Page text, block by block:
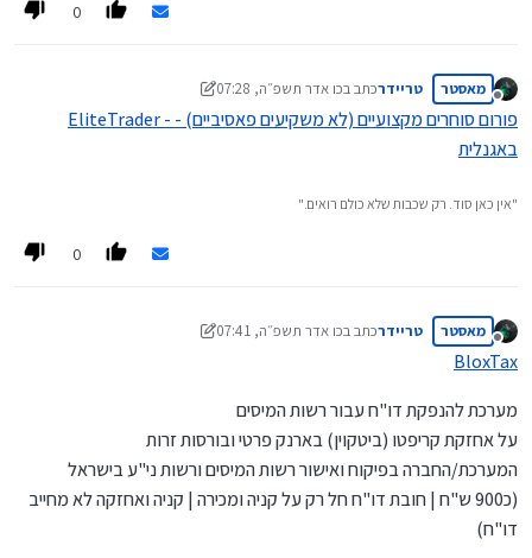
0
מנותק
מאסטר טריידרכתב בכו אדר תשפ״ה, 07:28
נערך לאחרונה על ידי טריידר
EliteTrader - פורום סוחרים מקצועיים (לא משקיעים פאסיביים) -
באגנלית
"אין כאן סוד. רק שכבות שלא כולם רואים."
0
מנותק
מאסטר טריידרכתב בכו אדר תשפ״ה, 07:41
נערך לאחרונה על ידי טריידר
BloxTax
מערכת להנפקת דו"ח עבור רשות המיסים
על אחזקת קריפטו (ביטקוין) בארנק פרטי ובורסות זרות
המערכת/החברה בפיקוח ואישור רשות המיסים ורשות ני"ע בישראל
(כ900 ש"ח | חובת דו"ח חל רק על קניה ומכירה | קניה ואחזקה לא מחייב
דו"ח)